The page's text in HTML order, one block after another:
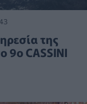
της
9ο CASSINI